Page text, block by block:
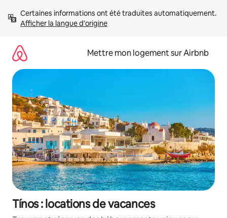
directement
Afficher la langue d'origine
Mettre mon logement sur Airbnb
Tínos : locations de vacances